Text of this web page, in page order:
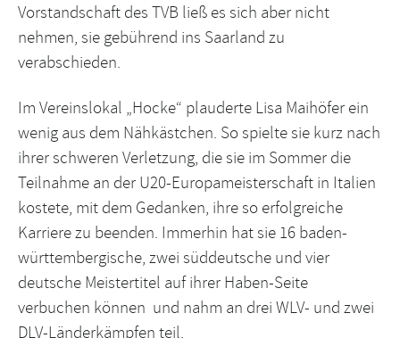
Vorstandschaft des TVB ließ es sich aber nicht
nehmen, sie gebührend ins Saarland zu
verabschieden.
Im Vereinslokal „Hocke“ plauderte Lisa Maihöfer ein
wenig aus dem Nähkästchen. So spielte sie kurz nach
ihrer schweren Verletzung, die sie im Sommer die
Teilnahme an der U20-Europameisterschaft in Italien
kostete, mit dem Gedanken, ihre so erfolgreiche
Karriere zu beenden. Immerhin hat sie 16 baden-
württembergische, zwei süddeutsche und vier
deutsche Meistertitel auf ihrer Haben-Seite
verbuchen können und nahm an drei WLV- und zwei
DLV-Länderkämpfen teil.